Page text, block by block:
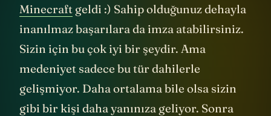
Minecraft geldi :) Sahip olduğunuz dehayla
inanılmaz başarılara da imza atabilirsiniz.
Sizin için bu çok iyi bir şeydir. Ama
medeniyet sadece bu tür dahilerle
gelişmiyor. Daha ortalama bile olsa sizin
gibi bir kişi daha yanınıza geliyor. Sonra